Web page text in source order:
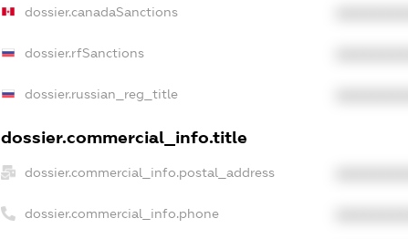
dossier.canadaSanctions
dossier.rfSanctions
dossier.russian_reg_title
dossier.commercial_info.title
dossier.commercial_info.postal_address
dossier.commercial_info.phone